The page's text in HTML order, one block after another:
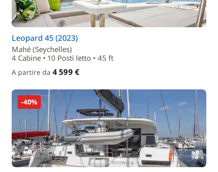
Leopard 45 (2023)
Mahé (Seychelles)
4 Cabine • 10 Posti letto • 45 ft
A partire da 4 599 €
-40%